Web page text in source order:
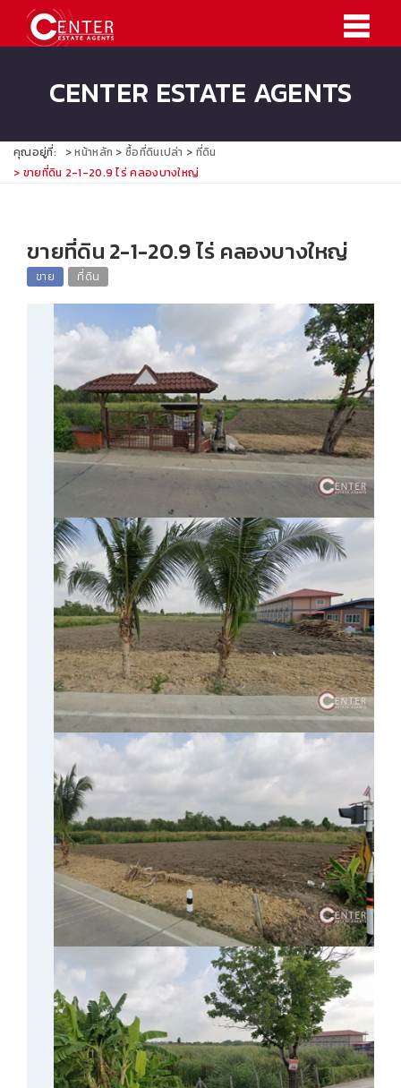
CENTER ESTATE AGENTS
คุณอยู่ที่: หน้าหลัก ซื้อที่ดินเปล่า
ที่ดิน
ขายที่ดิน 2-1-20.9 ไร่ คลองบางใหญ่
ขายที่ดิน 2-1-20.9 ไร่ คลองบางใหญ่
ขาย ที่ดิน